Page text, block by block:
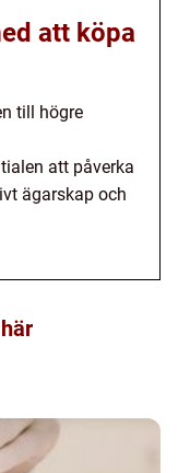
att köpa
till högre
att påverka
ägarskap och